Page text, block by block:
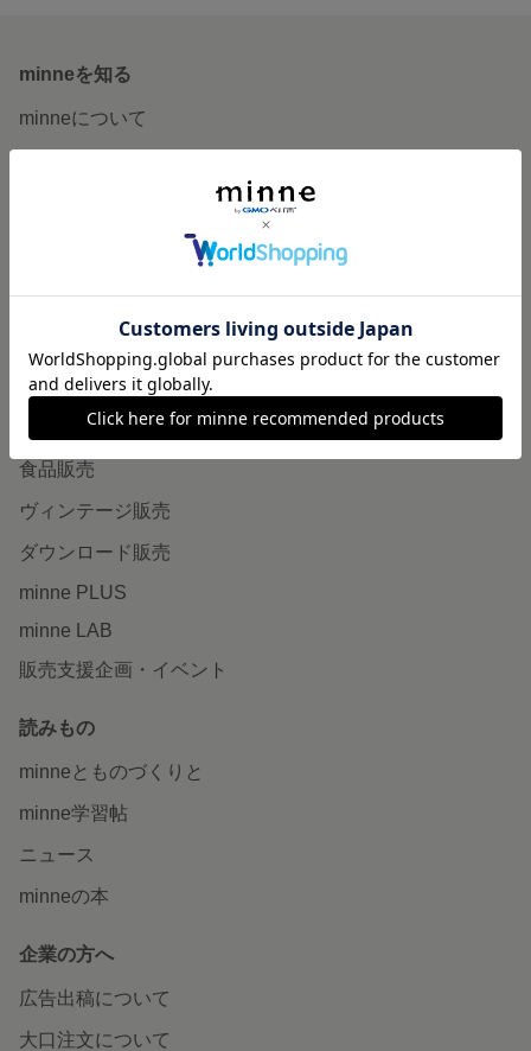
minneを知る
minneについて
作品販売について
minneで売りたい
食品販売
ヴィンテージ販売
ダウンロード販売
minne PLUS
minne LAB
販売支援企画・イベント
読みもの
minneとものづくりと
minne学習帖
ニュース
minneの本
企業の方へ
広告出稿について
大口注文について